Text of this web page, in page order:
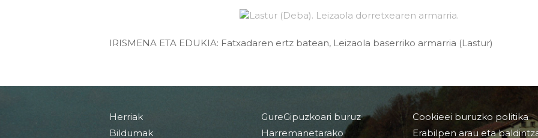
IRISMENA ETA EDUKIA: Fatxadaren ertz batean, Leizaola baserriko armarria (Lastur)
Herriak
Bildumak
GureGipuzkoari buruz
Harremanetarako
Cookieei buruzko politika
Erabilpen arau eta